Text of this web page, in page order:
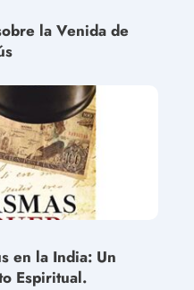
la Venida de
en la India: Un
Espiritual.